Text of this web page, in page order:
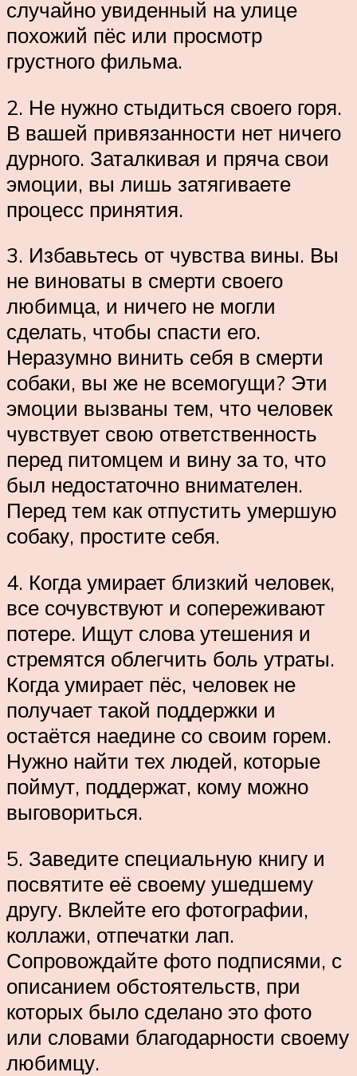
случайно увиденный на улице
похожий пёс или просмотр
грустного фильма.
2. Не нужно стыдиться своего горя.
В вашей привязанности нет ничего
дурного. Заталкивая и пряча свои
эмоции, вы лишь затягиваете
процесс принятия.
3. Избавьтесь от чувства вины. Вы
не виноваты в смерти своего
любимца, и ничего не могли
сделать, чтобы спасти его.
Неразумно винить себя в смерти
собаки, вы же не всемогущи? Эти
эмоции вызваны тем, что человек
чувствует свою ответственность
перед питомцем и вину за то, что
был недостаточно внимателен.
Перед тем как отпустить умершую
собаку, простите себя.
4. Когда умирает близкий человек,
все сочувствуют и сопереживают
потере. Ищут слова утешения и
стремятся облегчить боль утраты.
Когда умирает пёс, человек не
получает такой поддержки и
остаётся наедине со своим горем.
Нужно найти тех людей, которые
поймут, поддержат, кому можно
выговориться.
5. Заведите специальную книгу и
посвятите её своему ушедшему
другу. Вклейте его фотографии,
коллажи, отпечатки лап.
Сопровождайте фото подписями, с
описанием обстоятельств, при
которых было сделано это фото
или словами благодарности своему
любимцу.